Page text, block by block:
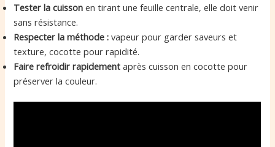
Tester la cuisson en tirant une feuille centrale, elle doit venir
sans résistance.
Respecter la méthode : vapeur pour garder saveurs et
texture, cocotte pour rapidité.
Faire refroidir rapidement après cuisson en cocotte pour
préserver la couleur.